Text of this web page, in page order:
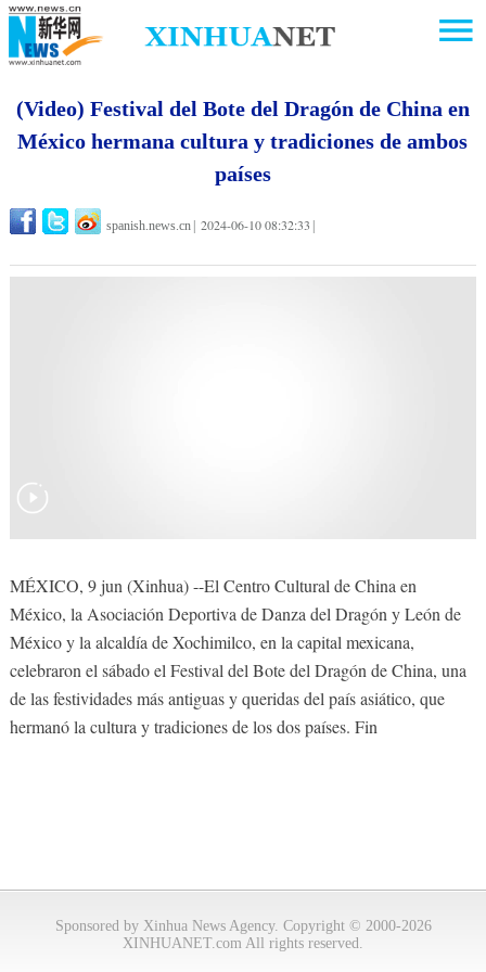
(Video) Festival del Bote del Dragón de China en
México hermana cultura y tradiciones de ambos
países
spanish.news.cn 2024-06-10 08:32:33
MÉXICO, 9 jun (Xinhua) --El Centro Cultural de China en
México, la Asociación Deportiva de Danza del Dragón y León de
México y la alcaldía de Xochimilco, en la capital mexicana,
celebraron el sábado el Festival del Bote del Dragón de China, una
de las festividades más antiguas y queridas del país asiático, que
hermanó la cultura y tradiciones de los dos países. Fin
Sponsored by Xinhua News Agency. Copyright © 2000-2026
XINHUANET.com All rights reserved.